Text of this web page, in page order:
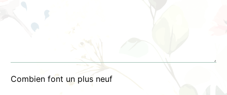
Combien font un plus neuf